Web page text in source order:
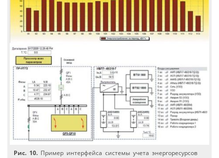
Рис. 10. Пример интерфейса системы учета энергоресурсов